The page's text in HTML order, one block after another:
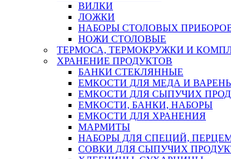
ВИЛКИ
ЛОЖКИ
НАБОРЫ СТОЛОВЫХ
НОЖИ СТОЛОВЫЕ
ТЕРМОСА, ТЕРМОКРУЖКИ И
ХРАНЕНИЕ ПРОДУКТОВ
БАНКИ СТЕКЛЯННЫЕ
ЕМКОСТИ ДЛЯ МЕДА И
ЕМКОСТИ ДЛЯ СЫПУЧИХ
ЕМКОСТИ, БАНКИ, НАБОРЫ
ЕМКОСТИ ДЛЯ ХРАНЕНИЯ
МАРМИТЫ
НАБОРЫ ДЛЯ СПЕЦИЙ,
СОВКИ ДЛЯ СЫПУЧИХ